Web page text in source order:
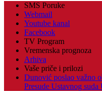
SMS Poruke
Webmail
Youtube kanal
Facebook
TV Program
Vremenska prognoza
Arhiva
Vaše priče i prilozi
Dunović poslao važno
Presude Ustavnog suda